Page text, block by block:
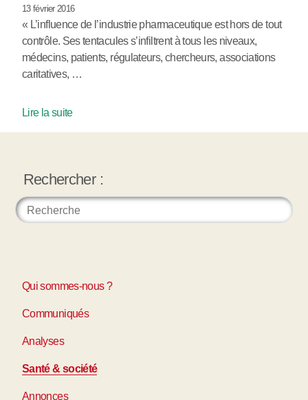
13 février 2016
« L’influence de l’industrie pharmaceutique est hors de tout
contrôle. Ses tentacules s’infiltrent à tous les niveaux,
médecins, patients, régulateurs, chercheurs, associations
caritatives, …
Lire la suite
Rechercher :
Qui sommes-nous ?
Communiqués
Analyses
Santé & société
Annonces